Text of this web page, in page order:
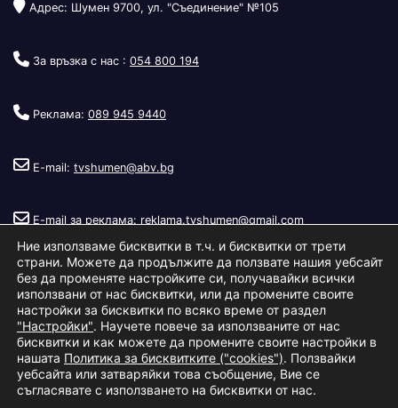
Адрес: Шумен 9700, ул. "Съединение" №105
За връзка с нас : 054 800 194
Реклама: 089 945 9440
E-mail: tvshumen@abv.bg
E-mail за реклама: reklama.tvshumen@gmail.com
Copyright © 2026Телевизия Шумен.|Изработка: S.I.T Solutions
Ltd.
За насРекламаУсловия за ползване
Ние използваме бисквитки в т.ч. и бисквитки от трети
страни. Можете да продължите да ползвате нашия уебсайт
без да променяте настройките си, получавайки всички
използвани от нас бисквитки, или да промените своите
настройки за бисквитки по всяко време от раздел
"Настройки". Научете повече за използваните от нас
бисквитки и как можете да промените своите настройки в
нашата Политика за бисквитките ("cookies"). Ползвайки
уебсайта или затваряйки това съобщение, Вие се
съгласявате с използването на бисквитки от нас.